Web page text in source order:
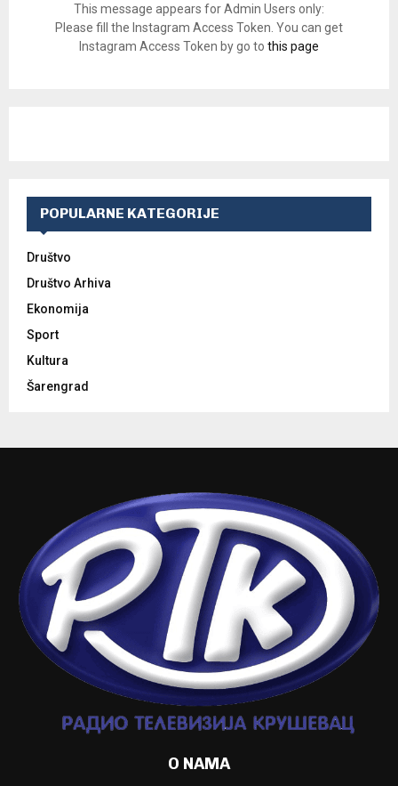
This message appears for Admin Users only:
Please fill the Instagram Access Token. You can get
Instagram Access Token by go to this page
POPULARNE KATEGORIJE
Društvo
Društvo Arhiva
Ekonomija
Sport
Kultura
Šarengrad
O NAMA